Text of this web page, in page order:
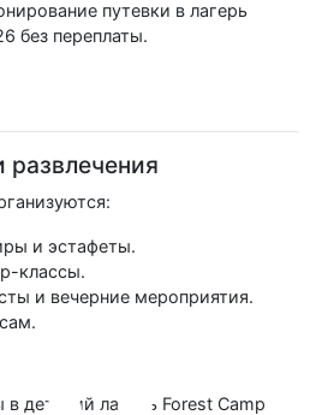
путевки в лагерь
без переплаты.
и эстафеты.
классы.
и вечерние мероприятия.
в детский лагерь Forest Camp